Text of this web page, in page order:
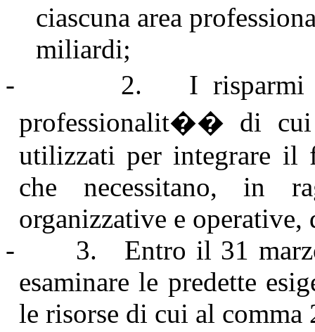
ciascuna area
miliardi;
-
2.
I
professionalit�� di cui
utilizzati per integrare il
che necessitano, in
organizzative e
-
3.
Entro il 31
esaminare le predette
le risorse di cui al comma